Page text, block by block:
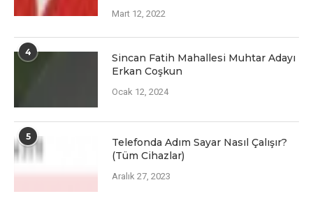
Mart 12, 2022
4
Sincan Fatih Mahallesi Muhtar Adayı
Erkan Coşkun
Ocak 12, 2024
5
Telefonda Adım Sayar Nasıl Çalışır?
(Tüm Cihazlar)
Aralık 27, 2023